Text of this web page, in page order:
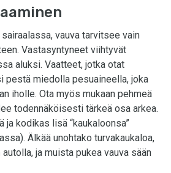
vauva tarvitsee vain
Vastasyntyneet viihtyvät
aluksi. Vaatteet, jotka otat
pestä miedolla pesuaineella, joka
iholle. Ota myös mukaan pehmeä
todennäköisesti tärkeä osa arkea.
ja kodikas lisä “kaukaloonsa”
Älkää unohtako turvakaukaloa,
ja muista pukea vauva sään